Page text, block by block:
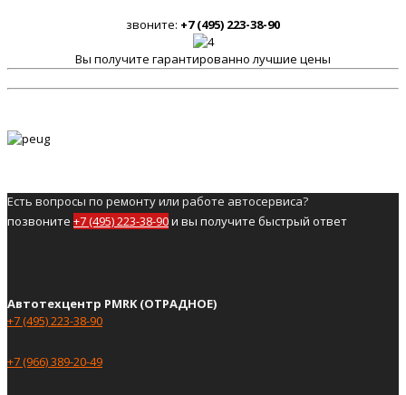
звоните: +7 (495) 223-38-90
Вы получите гарантированно лучшие цены
Есть вопросы по ремонту или работе автосервиса?
позвоните +7 (495) 223-38-90и вы получите быстрый ответ
Автотехцентр PMRK (ОТРАДНОЕ)
+7 (495) 223-38-90
+7 (966) 389-20-49